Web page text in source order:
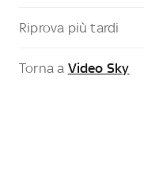
Riprova più tardi
Torna a Video Sky